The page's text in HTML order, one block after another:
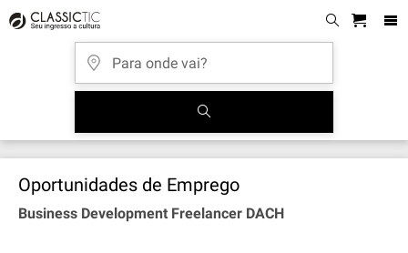
Oportunidades de Emprego
Business Development Freelancer DACH